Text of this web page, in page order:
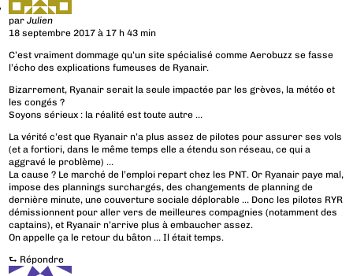
parJulien
18 septembre 2017 à 17 h 43 min
C’est vraiment dommage qu’un site spécialisé comme Aerobuzz se fasse
l’écho des explications fumeuses de Ryanair.
Bizarrement, Ryanair serait la seule impactée par les grèves, la météo et
les congés ?
Soyons sérieux : la réalité est toute autre …
La vérité c’est que Ryanair n’a plus assez de pilotes pour assurer ses vols
(et a fortiori, dans le même temps elle a étendu son réseau, ce qui a
aggravé le problème) …
La cause ? Le marché de l’emploi repart chez les PNT. Or Ryanair paye mal,
impose des plannings surchargés, des changements de planning de
dernière minute, une couverture sociale déplorable … Donc les pilotes RYR
démissionnent pour aller vers de meilleures compagnies (notamment des
captains), et Ryanair n’arrive plus à embaucher assez.
On appelle ça le retour du bâton … Il était temps.
⮑ Répondre